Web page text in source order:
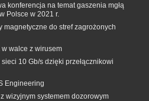
konferencja na temat gaszenia mgłą
Polsce w 2021 r.
magnetyczne do stref zagrożonych
w walce z wirusem
10 Gb/s dzięki przełącznikowi
Engineering
wizyjnym systemem dozorowym